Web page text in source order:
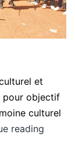
et
pour objectif
culturel
reading